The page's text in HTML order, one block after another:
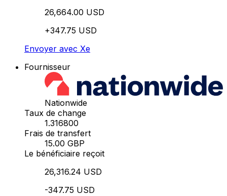
26,664.00 USD
+347.75 USD
Envoyer avec Xe
Fournisseur
Nationwide
Taux de change
1.316800
Frais de transfert
15.00 GBP
Le bénéficiaire reçoit
26,316.24 USD
-347.75 USD